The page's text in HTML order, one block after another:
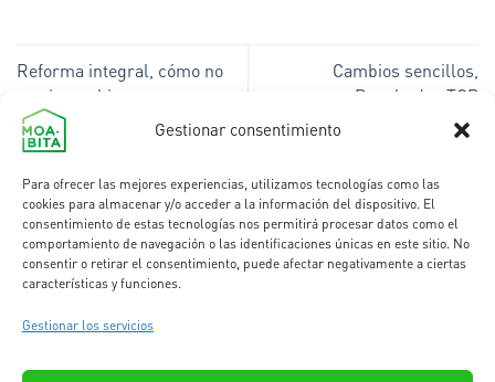
Gestionar consentimiento
Para ofrecer las mejores experiencias, utilizamos tecnologías como las
cookies para almacenar y/o acceder a la información del dispositivo. El
consentimiento de estas tecnologías nos permitirá procesar datos como el
comportamiento de navegación o las identificaciones únicas en este sitio. No
consentir o retirar el consentimiento, puede afectar negativamente a ciertas
características y funciones.
Gestionar los servicios
Reforma integral, cómo no
morir en el intento
Cambios sencillos,
Resultados TOP